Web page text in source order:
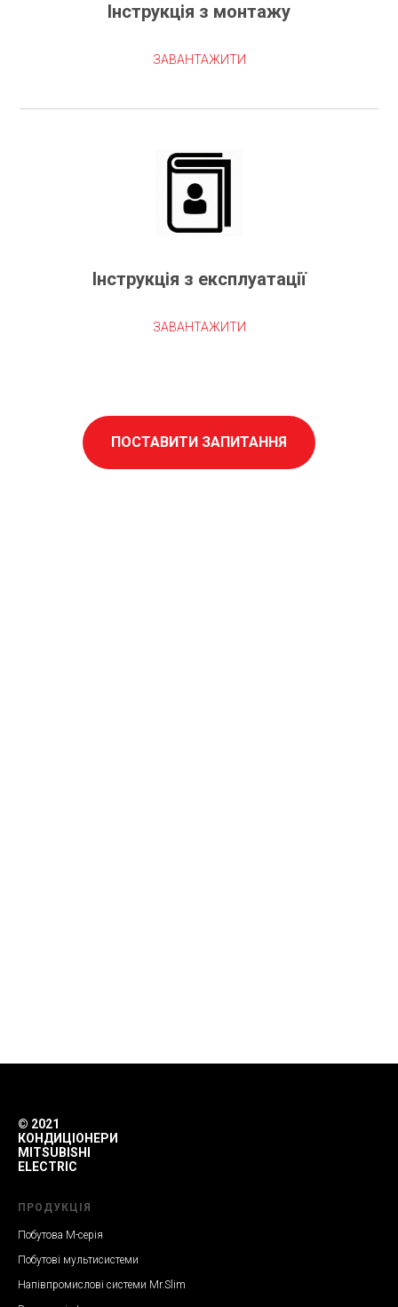
Інструкція з монтажу
ЗАВАНТАЖИТИ
Інструкція з експлуатації
ЗАВАНТАЖИТИ
ПОСТАВИТИ ЗАПИТАННЯ
© 2021
КОНДИЦІОНЕРИ
MITSUBISHI
ELECTRIC
ПРОДУКЦІЯ
Побутова M-серія
Побутові мультисистеми
Напівпромислові системи Mr.Slim